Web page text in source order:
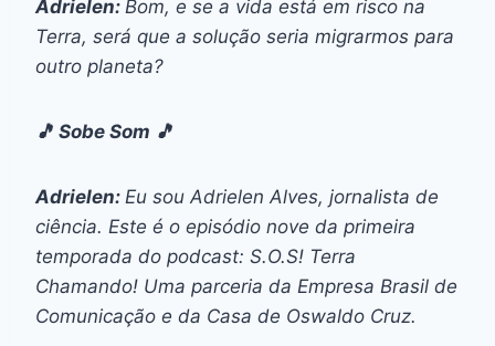
Adrielen: Bom, e se a vida está em risco na
Terra, será que a solução seria migrarmos para
outro planeta?
🎵 Sobe Som 🎵
Adrielen: Eu sou Adrielen Alves, jornalista de
ciência. Este é o episódio nove da primeira
temporada do podcast: S.O.S! Terra
Chamando! Uma parceria da Empresa Brasil de
Comunicação e da Casa de Oswaldo Cruz.